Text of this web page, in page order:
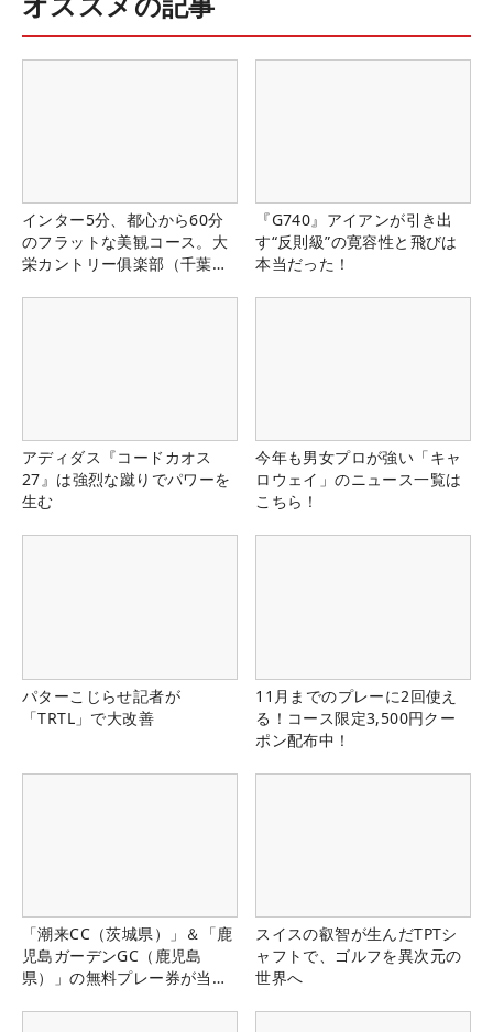
インター5分、都心から60分
のフラットな美観コース。大
栄カントリー俱楽部（千葉
『G740』アイアンが引き出
す“反則級”の寛容性と飛びは
本当だった！
アディダス『コードカオス
27』は強烈な蹴りでパワーを
生む
今年も男女プロが強い「キャ
ロウェイ」のニュース一覧は
こちら！
パターこじらせ記者が
「TRTL」で大改善
11月までのプレーに2回使え
る！コース限定3,500円クー
ポン配布中！
「潮来CC（茨城県）」＆「鹿
児島ガーデンGC（鹿児島
県）」の無料プレー券が当た
スイスの叡智が生んだTPTシ
ャフトで、ゴルフを異次元の
世界へ